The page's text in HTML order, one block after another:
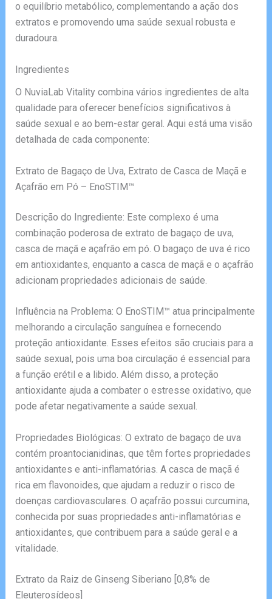
o equilíbrio metabólico, complementando a ação dos
extratos e promovendo uma saúde sexual robusta e
duradoura.
Ingredientes
O NuviaLab Vitality combina vários ingredientes de alta
qualidade para oferecer benefícios significativos à
saúde sexual e ao bem-estar geral. Aqui está uma visão
detalhada de cada componente:
Extrato de Bagaço de Uva, Extrato de Casca de Maçã e
Açafrão em Pó – EnoSTIM™
Descrição do Ingrediente: Este complexo é uma
combinação poderosa de extrato de bagaço de uva,
casca de maçã e açafrão em pó. O bagaço de uva é rico
em antioxidantes, enquanto a casca de maçã e o açafrão
adicionam propriedades adicionais de saúde.
Influência na Problema: O EnoSTIM™ atua principalmente
melhorando a circulação sanguínea e fornecendo
proteção antioxidante. Esses efeitos são cruciais para a
saúde sexual, pois uma boa circulação é essencial para
a função erétil e a libido. Além disso, a proteção
antioxidante ajuda a combater o estresse oxidativo, que
pode afetar negativamente a saúde sexual.
Propriedades Biológicas: O extrato de bagaço de uva
contém proantocianidinas, que têm fortes propriedades
antioxidantes e anti-inflamatórias. A casca de maçã é
rica em flavonoides, que ajudam a reduzir o risco de
doenças cardiovasculares. O açafrão possui curcumina,
conhecida por suas propriedades anti-inflamatórias e
antioxidantes, que contribuem para a saúde geral e a
vitalidade.
Extrato da Raiz de Ginseng Siberiano [0,8% de
Eleuterosídeos]